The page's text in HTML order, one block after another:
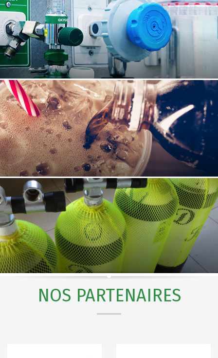
NOS PARTENAIRES